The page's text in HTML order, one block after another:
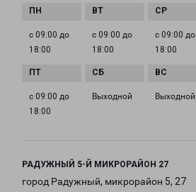
с 09:00 до
18:00
с 09:00 до
18:00
с 09:00 до
18:00
с 09:00 до
18:00
Выходной Выходной
РАДУЖНЫЙ 5-Й МИКРОРАЙОН 27
город Радужный, микрорайон 5, 27